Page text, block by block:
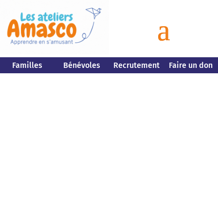
Familles Bénévoles Recrutement Faire un don